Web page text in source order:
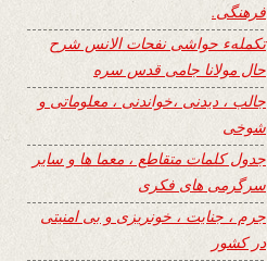
فرهنگی.
تکملهء حواشی نفحات الانس شرح
حال مولانا جامی قدس سره
جالب ، دیدنی ،خواندنی ، معلوماتی و
شوخی
جدول کلمات متقاطع ، معما ها و سایر
سرگرمی های فکری
جرم ، جنایت ، خونریزی و بی امنیتی
در کشور